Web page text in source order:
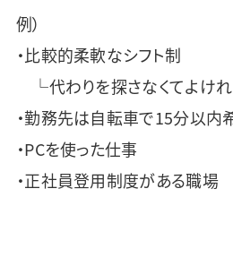
例）
・比較的柔軟なシフト制
└代わりを探さなくてよけ
・勤務先は自転車で15分以内
・PCを使った仕事
・正社員登用制度がある職場